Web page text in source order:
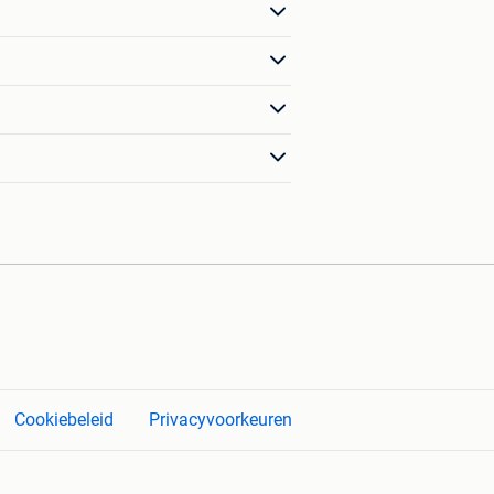
Cookiebeleid Privacyvoorkeuren